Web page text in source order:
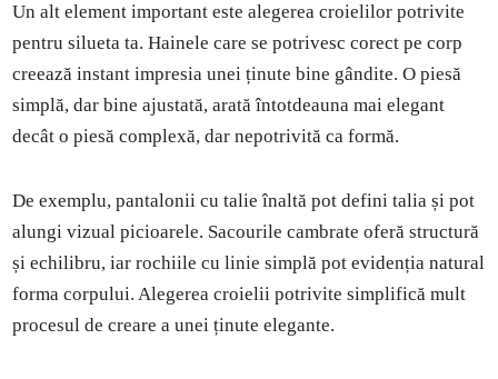
Un alt element important este alegerea croielilor potrivite
pentru silueta ta. Hainele care se potrivesc corect pe corp
creează instant impresia unei ținute bine gândite. O piesă
simplă, dar bine ajustată, arată întotdeauna mai elegant
decât o piesă complexă, dar nepotrivită ca formă.
De exemplu, pantalonii cu talie înaltă pot defini talia și pot
alungi vizual picioarele. Sacourile cambrate oferă structură
și echilibru, iar rochiile cu linie simplă pot evidenția natural
forma corpului. Alegerea croielii potrivite simplifică mult
procesul de creare a unei ținute elegante.